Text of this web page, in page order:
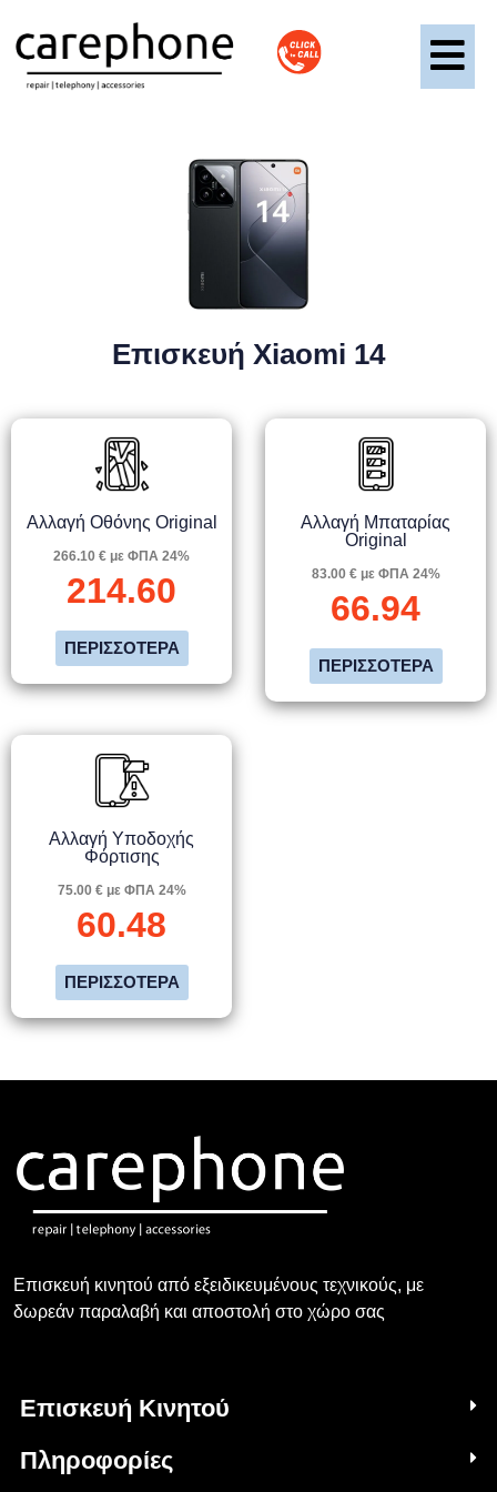
Επισκευή Xiaomi 14
Αλλαγή Οθόνης Original
266.10 € με ΦΠΑ 24%
214.60
ΠΕΡΙΣΣΌΤΕΡΑ
Αλλαγή Μπαταρίας
Original
83.00 € με ΦΠΑ 24%
66.94
ΠΕΡΙΣΣΌΤΕΡΑ
Αλλαγή Υποδοχής
Φόρτισης
75.00 € με ΦΠΑ 24%
60.48
ΠΕΡΙΣΣΌΤΕΡΑ
Επισκευή κινητού από εξειδικευμένους τεχνικούς, με
δωρεάν παραλαβή και αποστολή στο χώρο σας
Επισκευή Κινητού
Πληροφορίες